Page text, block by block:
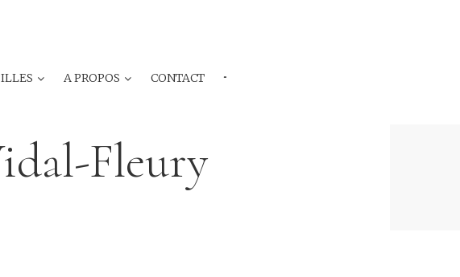
A PROPOS CONTACT ···
Fleury